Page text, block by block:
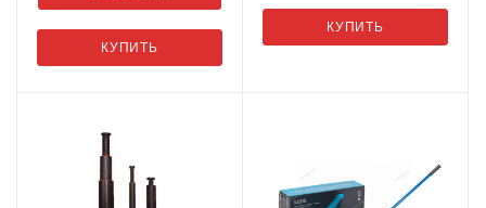
КУПИТЬ
КУПИТЬ